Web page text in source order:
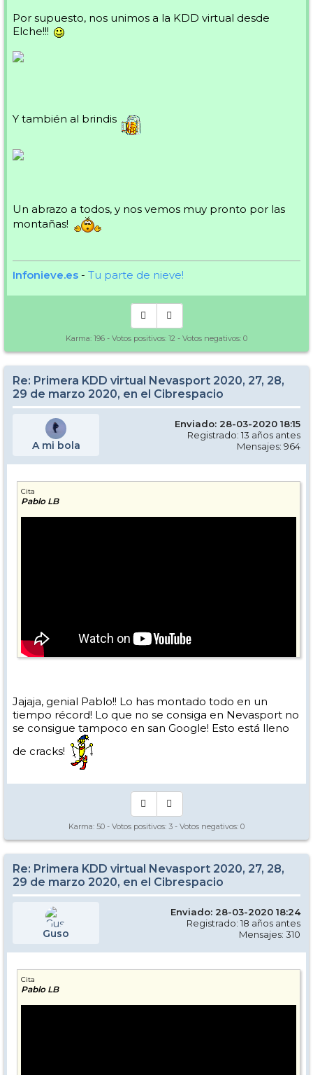
Por supuesto, nos unimos a la KDD virtual desde
Elche!!!
Y también al brindis
Un abrazo a todos, y nos vemos muy pronto por las
montañas!
Infonieve.es - Tu parte de nieve!
Karma: 196 - Votos positivos: 12 - Votos negativos: 0
Re: Primera KDD virtual Nevasport 2020, 27, 28,
29 de marzo 2020, en el Cibrespacio
A mi bola
Enviado: 28-03-2020 18:15
Registrado: 13 años antes
Mensajes: 964
Cita
Pablo LB
Jajaja, genial Pablo!! Lo has montado todo en un
tiempo récord! Lo que no se consiga en Nevasport no
se consigue tampoco en san Google! Esto está lleno
de cracks!
Karma: 50 - Votos positivos: 3 - Votos negativos: 0
Re: Primera KDD virtual Nevasport 2020, 27, 28,
29 de marzo 2020, en el Cibrespacio
Guso
Enviado: 28-03-2020 18:24
Registrado: 18 años antes
Mensajes: 310
Cita
Pablo LB